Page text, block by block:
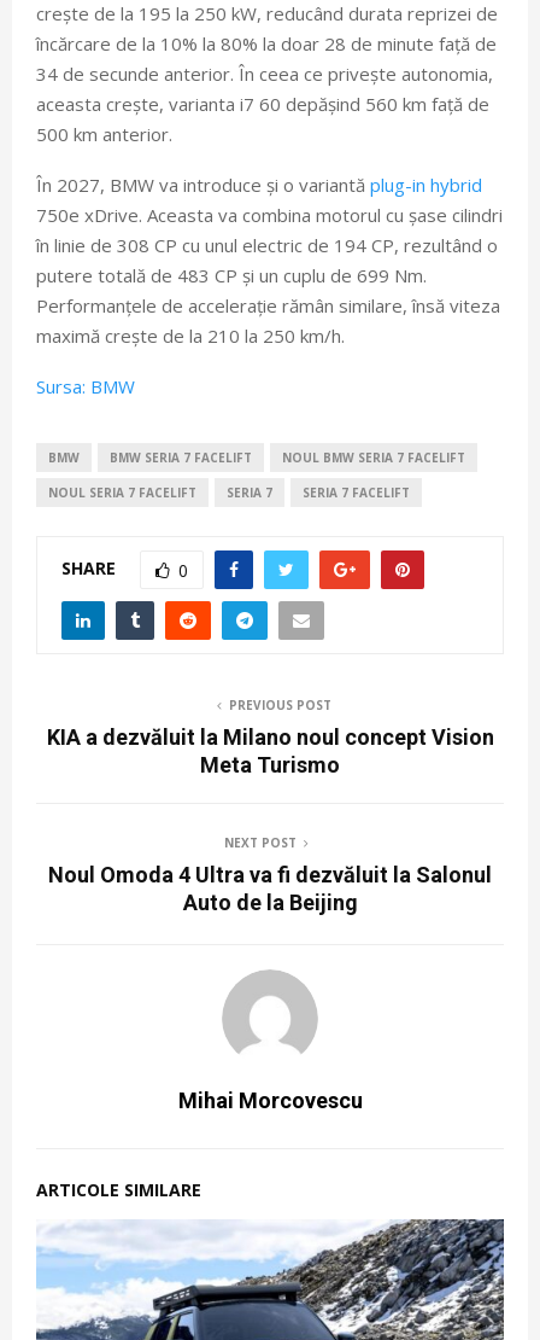
crește de la 195 la 250 kW, reducând durata reprizei de
încărcare de la 10% la 80% la doar 28 de minute față de
34 de secunde anterior. În ceea ce privește autonomia,
aceasta crește, varianta i7 60 depășind 560 km față de
500 km anterior.
În 2027, BMW va introduce și o variantă plug-in hybrid
750e xDrive. Aceasta va combina motorul cu șase cilindri
în linie de 308 CP cu unul electric de 194 CP, rezultând o
putere totală de 483 CP și un cuplu de 699 Nm.
Performanțele de accelerație rămân similare, însă viteza
maximă crește de la 210 la 250 km/h.
Sursa: BMW
BMW BMW SERIA 7 FACELIFT NOUL BMW SERIA 7 FACELIFT
NOUL SERIA 7 FACELIFT SERIA 7 SERIA 7 FACELIFT
SHARE 0
PREVIOUS POST
KIA a dezvăluit la Milano noul concept Vision
Meta Turismo
NEXT POST
Noul Omoda 4 Ultra va fi dezvăluit la Salonul
Auto de la Beijing
Mihai Morcovescu
ARTICOLE SIMILARE